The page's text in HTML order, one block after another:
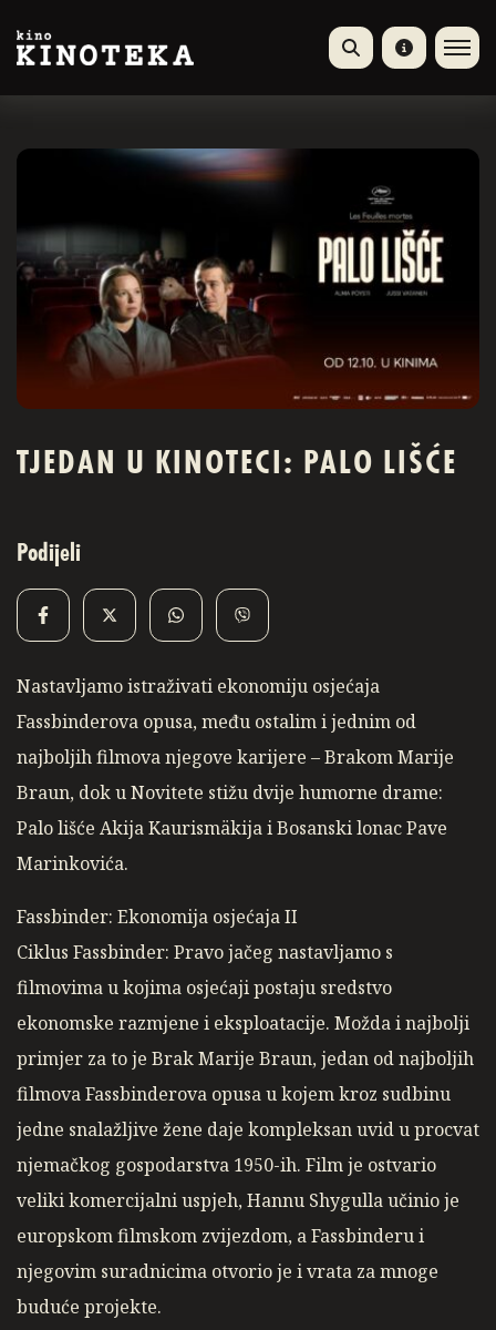
TJEDAN U KINOTECI: PALO LIŠĆE
Podijeli
Nastavljamo istraživati ekonomiju osjećaja
Fassbinderova opusa, među ostalim i jednim od
najboljih filmova njegove karijere – Brakom Marije
Braun, dok u Novitete stižu dvije humorne drame:
Palo lišće Akija Kaurismäkija i Bosanski lonac Pave
Marinkovića.
Fassbinder: Ekonomija osjećaja II
Ciklus Fassbinder: Pravo jačeg nastavljamo s
filmovima u kojima osjećaji postaju sredstvo
ekonomske razmjene i eksploatacije. Možda i najbolji
primjer za to je Brak Marije Braun, jedan od najboljih
filmova Fassbinderova opusa u kojem kroz sudbinu
jedne snalažljive žene daje kompleksan uvid u procvat
njemačkog gospodarstva 1950-ih. Film je ostvario
veliki komercijalni uspjeh, Hannu Shygulla učinio je
europskom filmskom zvijezdom, a Fassbinderu i
njegovim suradnicima otvorio je i vrata za mnoge
buduće projekte.